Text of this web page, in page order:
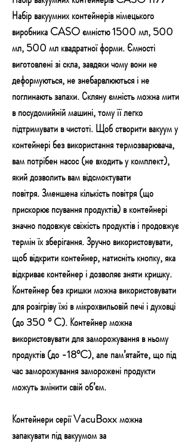
Набір вакуумних контейнерів німецького
виробника CASO ємністю 1500 мл, 500
мл, 500 мл квадратної форми. Ємності
виготовлені зі скла, завдяки чому вони не
деформуються, не знебарвлюються і не
поглинають запахи. Скляну ємність можна мити
в посудомийній машині, тому її легко
підтримувати в чистоті. Щоб створити вакуум у
контейнері без використання термозварювача,
вам потрібен насос (не входить у комплект),
який дозволить вам відсмоктувати
повітря. Зменшена кількість повітря (що
прискорює псування продуктів) в контейнері
значно подовжує свіжість продуктів і продовжує
термін їх зберігання. Зручно використовувати,
щоб відкрити контейнер, натисніть кнопку, яка
відкриває контейнер і дозволяє зняти кришку.
Контейнер без кришки можна використовувати
для розігріву їжі в мікрохвильовій печі і духовці
(до 350 ° C). Контейнер можна
використовувати для заморожування в ньому
продуктів (до -18°C), але пам’ятайте, що під
час заморожування заморожені продукти
можуть змінити свій об’єм.
Контейнери серії VacuBoxx можна
запакувати під вакуумом за